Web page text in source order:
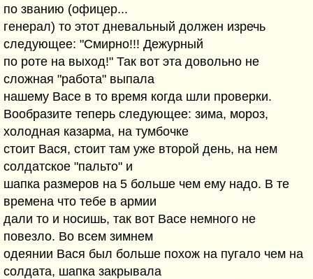
по званию (офицер...
генерал) то этот дневальный должен изречь
следующее: "Смирно!!! Дежурный
по роте на выход!" Так вот эта довольно не
сложная "работа" выпала
нашему Васе в то время когда шли проверки.
Вообразите теперь следующее: зима, мороз,
холодная казарма, на тумбочке
стоит Вася, стоит там уже второй день, на нем
солдатское "пальто" и
шапка размеров на 5 больше чем ему надо. В те
времена что тебе в армии
дали то и носишь, так вот Васе немного не
повезло. Во всем зимнем
одеянии Вася был больше похож на пугало чем на
солдата, шапка закрывала